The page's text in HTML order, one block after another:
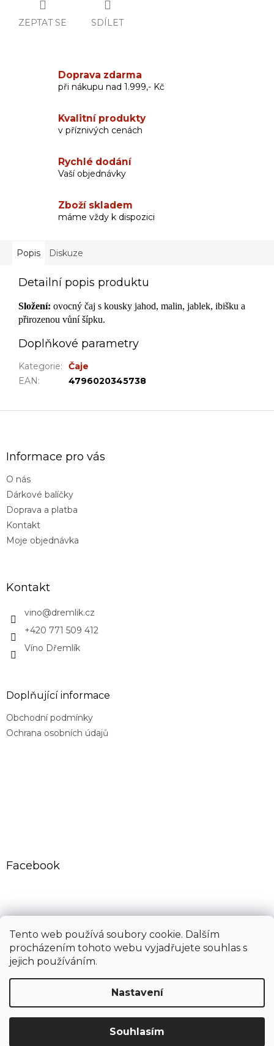
Tento web používá soubory cookie. Dalším
procházením tohoto webu vyjadřujete souhlas s
jejich používáním.
Nastavení
Souhlasím
ZEPTAT SE SDÍLET
Doprava zdarma
při nákupu nad 1.999,- Kč
Kvalitní produkty
v příznivých cenách
Rychlé dodání
Vaší objednávky
Zboží skladem
máme vždy k dispozici
Popis Diskuze
Detailní popis produktu
Složení: ovocný čaj s kousky jahod, malin, jablek, ibišku a
přirozenou vůní šípku.
Doplňkové parametry
Kategorie:
Čaje
EAN: 4796020345738
Informace pro vás
O nás
Dárkové balíčky
Doprava a platba
Kontakt
Moje objednávka
Kontakt
vino@dremlik.cz
+420 771 509 412
Víno Dřemlík
Doplňující informace
Obchodní podmínky
Ochrana osobních údajů
Facebook
Copyright 2026Dřemlík s.r.o.. Všechna práva vyhrazena.
Upravit nastavení cookies